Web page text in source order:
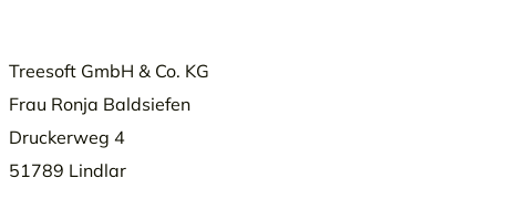
Treesoft GmbH & Co. KG
Frau Ronja Baldsiefen
Druckerweg 4
51789 Lindlar